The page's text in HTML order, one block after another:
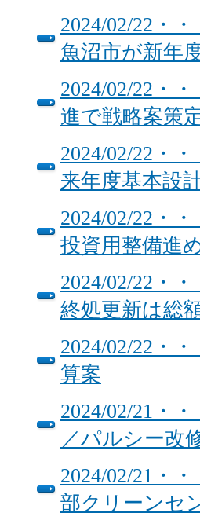
2024/02/22・
魚沼市が新年
2024/02/22・
進で戦略案
2024/02/22・
来年度基本設
2024/02/22・
投資用整備進
2024/02/22・
終処更新は総
2024/02/22・
算案
2024/02/21・
／パルシー改
2024/02/21・
部クリーンセ